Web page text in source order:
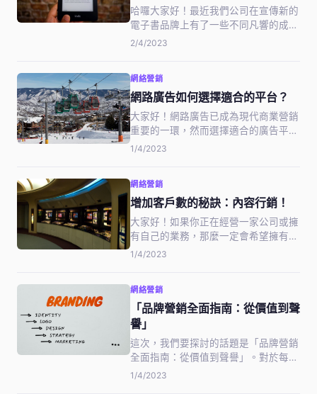
哈囉大家好！最近我們公司在宣傳新的
電子書品牌上有了一些不同凡響的成
果，今天就想跟大家分享一下其中的秘
在眾多品牌中脫穎而出，吸引消費者的
注意力，是關鍵所在。在本文中，我會
告訴…
2/4/2023
網絡營銷
網路廣告如何選擇適合的平台？
大家好！網路廣告已成為現代商業營銷
重要的一環，然而選擇適合的廣告平台
卻常常令人感到困惑。這篇文章將為大
的廣告效果。想知道更多嗎？馬上看下
去吧！
1/4/2023
網絡營銷
增加客戶數的秘訣：內容行銷！
大家好！如果你正在經營一家公司或擁
有自己的業務，那麼一定會希望擁有更
多的客戶，對吧？但是，要怎麼樣才能
銷！通過針對受眾的需求和興趣定制內
容，可以吸引更多的潛在客戶，提高品
牌知…
1/4/2023
網絡營銷
「品牌營銷全面指南：從價值到聲
譽」
這次，我們要探討的話題是「品牌營銷
全面指南：從價值到聲譽」。對於每一
個想要打造自己品牌的人而言，成功地
1/4/2023